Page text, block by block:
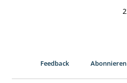
Feedback Abonnieren